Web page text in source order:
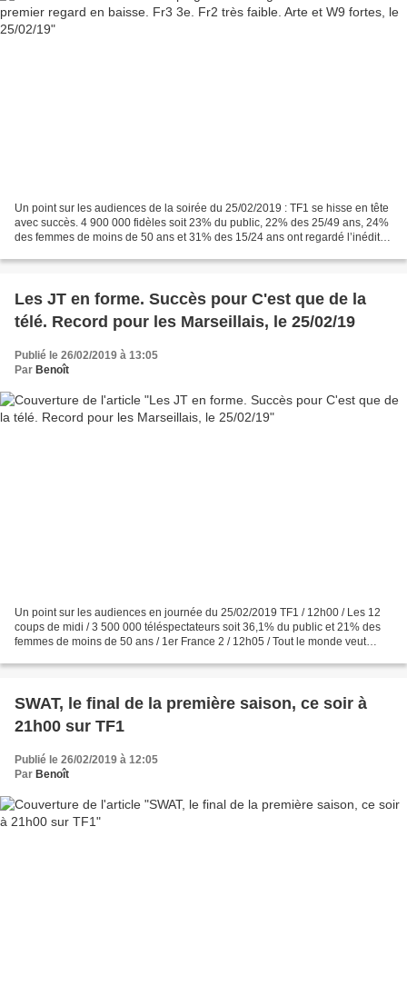
Un point sur les audiences de la soirée du 25/02/2019 : TF1 se hisse en tête
avec succès. 4 900 000 fidèles soit 23% du public, 22% des 25/49 ans, 24%
des femmes de moins de 50 ans et 31% des 15/24 ans ont regardé l’inédit
Les JT en forme. Succès pour C'est que de la
télé. Record pour les Marseillais, le 25/02/19
Publié le 26/02/2019 à 13:05
Par Benoît
Un point sur les audiences en journée du 25/02/2019 TF1 / 12h00 / Les 12
coups de midi / 3 500 000 téléspectateurs soit 36,1% du public et 21% des
femmes de moins de 50 ans / 1er France 2 / 12h05 / Tout le monde veut
SWAT, le final de la première saison, ce soir à
21h00 sur TF1
Publié le 26/02/2019 à 12:05
Par Benoît